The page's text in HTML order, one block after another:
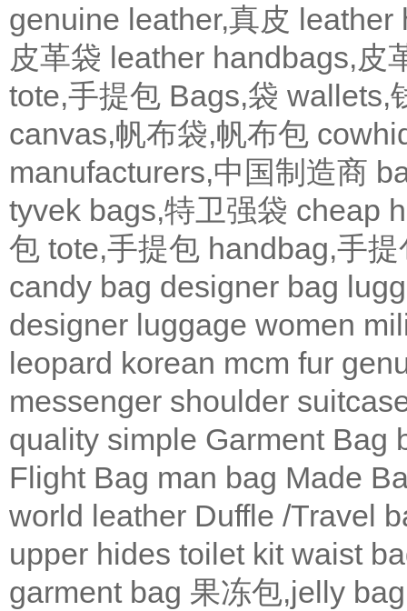
genuine leather,真皮 leather
皮革袋 leather handbags,皮
tote,手提包 Bags,袋 wallets,
canvas,帆布袋,帆布包
manufacturers,中国制造商
tyvek bags,特卫强袋 cheap
包 tote,手提包 handbag,手提
candy bag designer bag
designer luggage women
leopard korean mcm fur
messenger shoulder
quality simple Garment Bag
Flight Bag man bag Made
world leather Duffle /Travel
upper hides toilet kit waist
garment bag 果冻包,jelly bag